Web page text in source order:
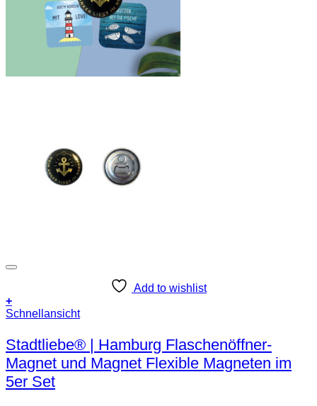
Add to wishlist
+
Schnellansicht
Stadtliebe® | Hamburg Flaschenöffner-
Magnet und Magnet Flexible Magneten im
5er Set